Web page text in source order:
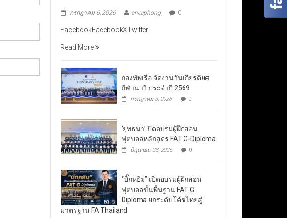
กรกฎาคม 6, 2026 aneaphong 0
FacebookFacebookXTwitter
Read More
กองทัพเรือ จัดงานวันเกียรติยศ
กีฬานาวี ประจำปี 2569
กรกฎาคม 3, 2026 0
‘ยุทธนา’ ปิดอบรมผู้ฝึกสอน
ฟุตบอลหลักสูตร FAT G-Diploma
มิถุนายน 28, 2026 0
“บิ๊กหยิม” เปิดอบรมผู้ฝึกสอน
ฟุตบอลขั้นพื้นฐาน FAT G
Diploma ยกระดับโค้ชไทยสู่
มาตรฐาน FA Thailand